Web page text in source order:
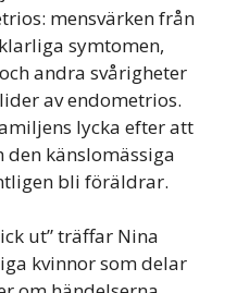
mensvärken från
symtomen,
andra svårigheter
av endometrios.
lycka efter att
känslomässiga
bli föräldrar.
ut” träffar Nina
kvinnor som delar